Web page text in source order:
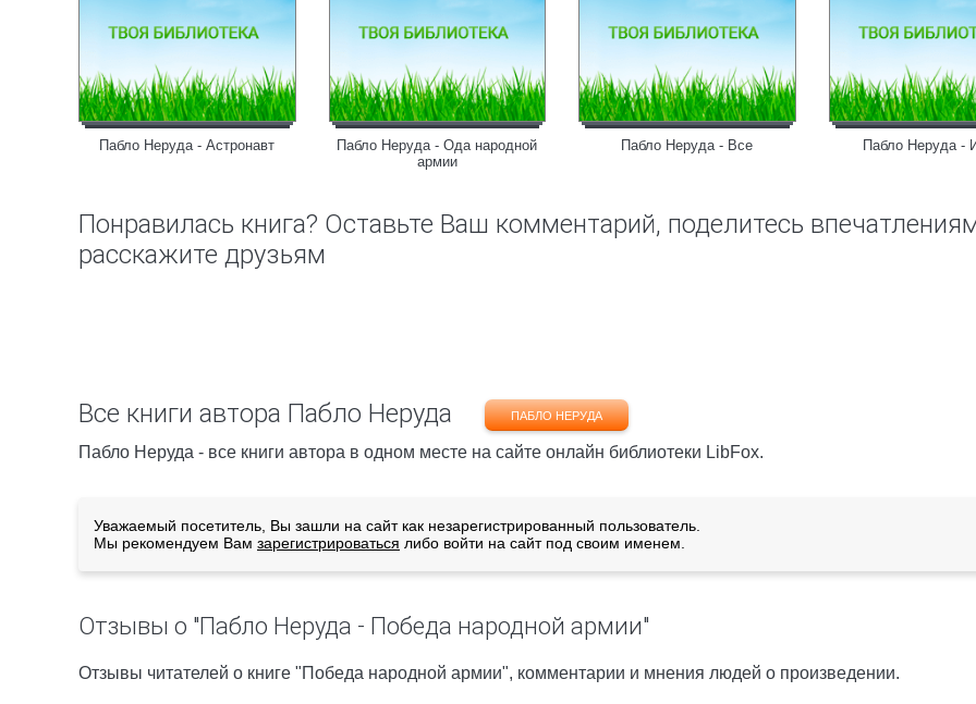
Пабло Неруда - Астронавт
Пабло Неруда - Ода народной
армии
Пабло Неруда - Все Пабло Неруда -
Понравилась книга? Оставьте Ваш комментарий, поделитесь
расскажите друзьям
Все книги автора Пабло Неруда ПАБЛО НЕРУДА
Пабло Неруда - все книги автора в одном месте на сайте онлайн библиотеки LibFox.
Уважаемый посетитель, Вы зашли на сайт как незарегистрированный пользователь.
Мы рекомендуем Вам зарегистрироваться либо войти на сайт под своим именем.
Отзывы о "Пабло Неруда - Победа народной армии"
Отзывы читателей о книге "Победа народной армии", комментарии и мнения людей о произведении.